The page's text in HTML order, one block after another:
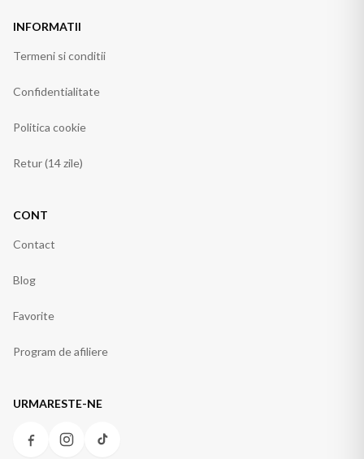
INFORMATII
Termeni si conditii
Confidentialitate
Politica cookie
Retur (14 zile)
CONT
Contact
Blog
Favorite
Program de afiliere
URMARESTE-NE